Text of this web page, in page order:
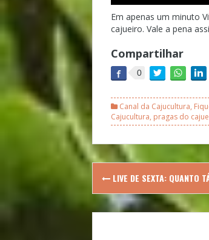
Em apenas um minuto
cajueiro. Vale a pena
Compartilhar
0
Canal da Cajucultura,
Cajucultura, pragas do
Post
navigation
LIVE DE SEXTA: QUANTO